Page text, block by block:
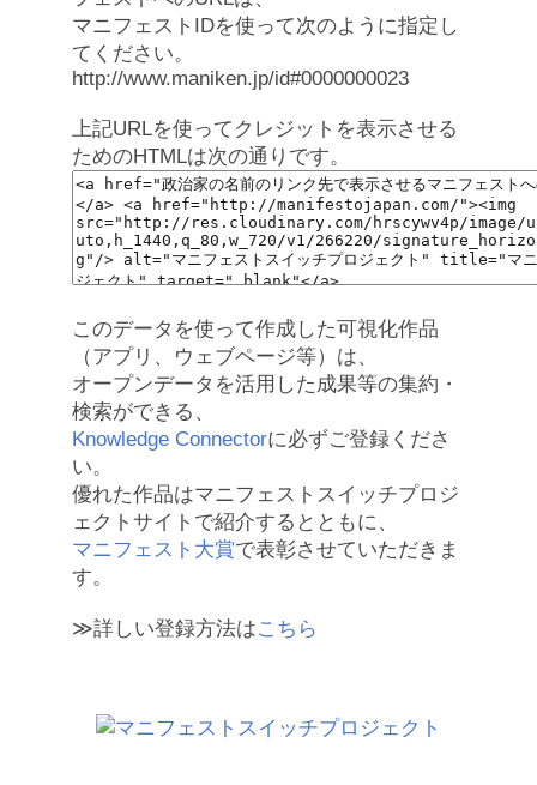
マニフェストIDを使って次のように指定し
てください。
http://www.maniken.jp/id#0000000023
上記URLを使ってクレジットを表示させる
ためのHTMLは次の通りです。
このデータを使って作成した可視化作品
（アプリ、ウェブページ等）は、
オープンデータを活用した成果等の集約・
検索ができる、
Knowledge Connectorに必ずご登録くださ
い。
優れた作品はマニフェストスイッチプロジ
ェクトサイトで紹介するとともに、
マニフェスト大賞で表彰させていただきま
す。
≫詳しい登録方法はこちら